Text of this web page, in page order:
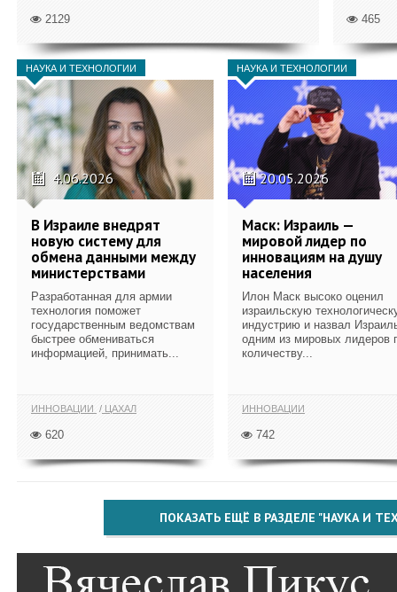
2129 465
НАУКА И ТЕХНОЛОГИИ
4.06.2026
В Израиле внедрят
новую систему для
обмена данными между
министерствами
Разработанная для армии
технология поможет
государственным ведомствам
быстрее обмениваться
информацией, принимать...
ИННОВАЦИИ ЦАХАЛ
620
НАУКА И ТЕХНОЛОГИИ
20.05.2026
Маск: Израиль —
мировой лидер по
инновациям на душу
населения
Илон Маск высоко оценил
израильскую
индустрию и назвал
одним из мировых лидеров
количеству...
ИННОВАЦИИ
742
ПОКАЗАТЬ ЕЩЁ В РАЗДЕЛЕ "НАУКА И